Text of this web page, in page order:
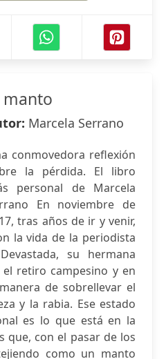
manto
Marcela Serrano
conmovedora reflexión
la pérdida. El libro
personal de Marcela
En noviembre de
tras años de ir y venir,
la vida de la periodista
su hermana
retiro campesino y en
de sobrellevar el
y la rabia. Ese estado
es lo que está en la
que, con el pasar de los
como un manto